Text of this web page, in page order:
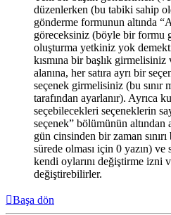
düzenlerken (bu tabiki sahip
gönderme formunun altında
göreceksiniz (böyle bir formu
oluşturma yetkiniz yok
kısmına bir başlık
alanına, her satıra ayrı bir
seçenek girmelisiniz (bu sınır
tarafından ayarlanır). Ayrıca
seçebilecekleri seçeneklerin
seçenek” bölümünün
gün cinsinden bir zaman
sürede olması için 0 yazın) ve
kendi oylarını değiştirme izni
değiştirebilirler.
Başa dön